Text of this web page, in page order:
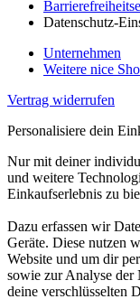
Datenschutz-
Unternehmen
Weitere nice
Vertrag widerrufen
Personalisiere dein
Nur mit deiner
und weitere
Einkaufserlebnis zu
Dazu erfassen wir
Geräte. Diese nutzen
Website und um dir
sowie zur Analyse der
deine verschlüsselten